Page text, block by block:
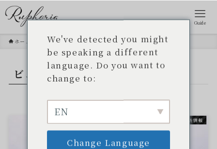
Guide
ホーム ビューティー展
ビューティー展
最新情報
We've detected you might
be speaking a different
language. Do you want to
change to:
EN
Change Language